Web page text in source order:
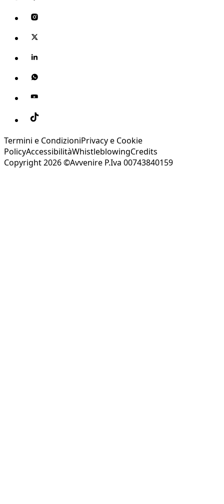
Termini e CondizioniPrivacy e Cookie
PolicyAccessibilitàWhistleblowingCredits
Copyright 2026 ©Avvenire P.Iva 00743840159